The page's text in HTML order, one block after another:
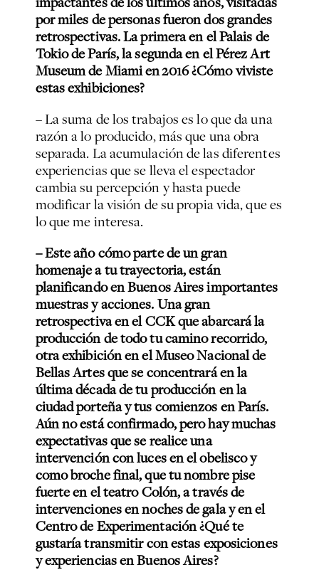
por miles de personas fueron dos grandes
retrospectivas. La primera en el Palais de
Tokio de París, la segunda en el Pérez Art
Museum de Miami en 2016¿Cómo viviste
estas exhibiciones?
– La suma de los trabajos es lo que da una
razón a lo producido, más que una obra
separada. La acumulación de las diferentes
experiencias que se lleva el espectador
cambia su percepción y hasta puede
modificar la visión de su propia vida, que es
lo que me interesa.
– Este año cómo parte de un gran
homenaje a tu trayectoria,están
planificando en Buenos Aires importantes
muestras y acciones. Una gran
retrospectiva en el CCK que abarcará la
producción de todo tu camino recorrido,
otra exhibición en el Museo Nacional de
Bellas Artes que se concentrará en la
última década de tu producción en la
ciudad porteña y tus comienzos en París.
Aún no está confirmado, pero hay muchas
expectativas que se realice una
intervención con luces en el obelisco y
como broche final, que tu nombre pise
fuerte en el teatro Colón, a través de
intervenciones en noches de gala y en el
Centro de Experimentación¿Qué te
gustaría transmitir con estas exposiciones
y experiencias en Buenos Aires?